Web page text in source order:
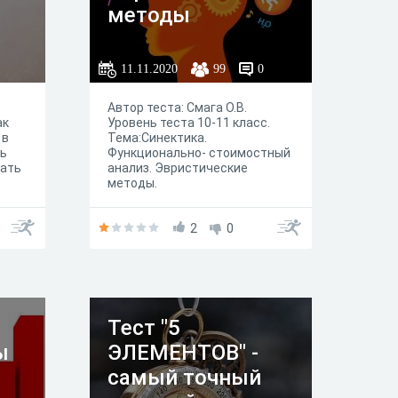
на
ее
методы
11.11.2020 99 0
Автор теста: Смага О.В.
Уровень теста 10-11 класс.
Тема:Синектика.
Функционально- стоимостный
анализ. Эвристические
методы.
2 0
Тест "5
ЭЛЕМЕНТОВ" -
самый точный